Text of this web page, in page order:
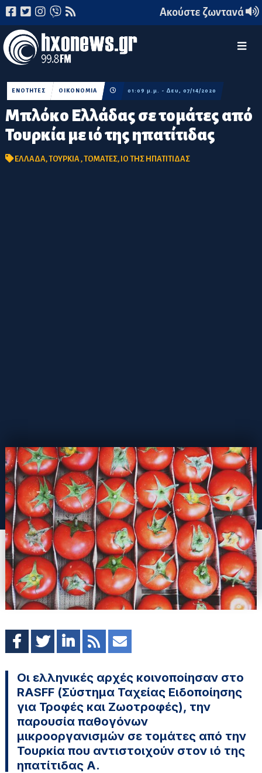
Ακούστε ζωντανά
Μπλόκο Ελλάδας σε τομάτες από
Τουρκία με ιό της ηπατίτιδας
ΕΝΟΤΗΤΕΣ ΟΙΚΟΝΟΜΙΑ 01:09 μ.μ. - Δευ, 07/14/2020
ΕΛΛΑΔΑ,ΤΟΥΡΚΙΑ ,ΤΟΜΑΤΕΣ, ΙΟ ΤΗΣ ΗΠΑΤΙΤΙΔΑΣ
Οι ελληνικές αρχές κοινοποίησαν στο
RASFF (Σύστημα Ταχείας Ειδοποίησης
για Τροφές και Ζωοτροφές), την
παρουσία παθογόνων
μικροοργανισμών σε τομάτες από την
Τουρκία που αντιστοιχούν στον ιό της
ηπατίτιδας Α.